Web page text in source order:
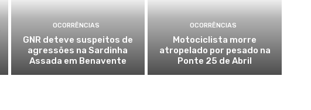
OCORRÊNCIAS
GNR deteve suspeitos de
agressões na Sardinha
Assada em Benavente
OCORRÊNCIAS
Motociclista morre
atropelado por pesado na
Ponte 25 de Abril